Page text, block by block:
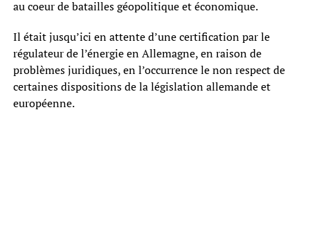
au coeur de batailles géopolitique et économique.
Il était jusqu’ici en attente d’une certification par le
régulateur de l’énergie en Allemagne, en raison de
problèmes juridiques, en l’occurrence le non respect de
certaines dispositions de la législation allemande et
européenne.